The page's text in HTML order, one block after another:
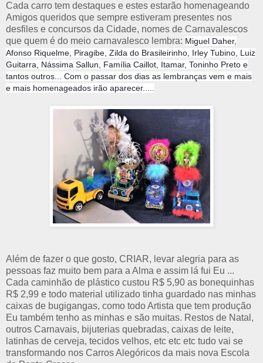
Cada carro tem destaques e estes estarão homenageando
Amigos queridos que sempre estiveram presentes nos
desfiles e concursos da Cidade, nomes de Carnavalescos
que quem é do meio carnavalesco lembra: Miguel Daher,
Afonso Riquelme, Piragibe, Zilda do Brasileirinho, Irley Tubino, Luiz
Guitarra, Nássima Sallun, Família Caillot, Itamar, Toninho Preto e
tantos outros... Com o passar dos dias as lembranças vem e mais
e mais homenageados irão aparecer.....
Além de fazer o que gosto, CRIAR, levar alegria para as
pessoas faz muito bem para a Alma e assim lá fui Eu ...
Cada caminhão de plástico custou R$ 5,90 as bonequinhas
R$ 2,99 e todo material utilizado tinha guardado nas minhas
caixas de bugigangas, como todo Artista que tem produção
Eu também tenho as minhas e são muitas. Restos de Natal,
outros Carnavais, bijuterias quebradas, caixas de leite,
latinhas de cerveja, tecidos velhos, etc etc etc tudo vai se
transformando nos Carros Alegóricos da mais nova Escola